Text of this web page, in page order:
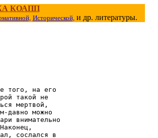
КОАПП
Исторической, и др. литературы.